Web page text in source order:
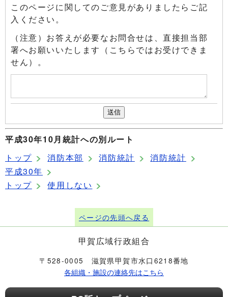
このページに関してのご意見がありましたらご記
入ください。
（注意）お答えが必要なお問合せは、直接担当部
署へお願いいたします（こちらではお受けできま
せん）。
平成30年10月統計への別ルート
トップ
消防本部 消防統計
消防統計
平成30年
トップ
使用しない
ページの先頭へ戻る
甲賀広域行政組合
〒528-0005 滋賀県甲賀市水口6218番地
各組織・施設の連絡先はこちら